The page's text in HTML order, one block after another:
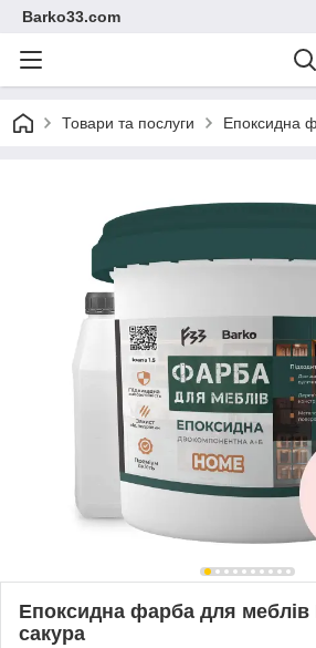
Barko33.com
Товари та послуги Епоксидна
Епоксидна фарба для меблів
сакура